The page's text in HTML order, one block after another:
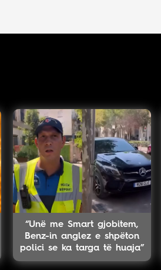
“Unë me Smart gjobitem,
Benz-in anglez e shpëton
polici se ka targa të huaja”